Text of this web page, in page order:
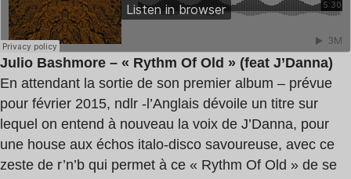
Julio Bashmore – « Rythm Of Old » (feat J’Danna)
En attendant la sortie de son premier album – prévue
pour février 2015, ndlr -l’Anglais dévoile un titre sur
lequel on entend à nouveau la voix de J’Danna, pour
une house aux échos italo-disco savoureuse, avec ce
zeste de r’n’b qui permet à ce « Rythm Of Old » de se